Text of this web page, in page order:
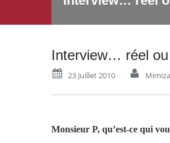
Interview… réel
23 Juillet 2010
Monsieur P, qu’est-ce qui